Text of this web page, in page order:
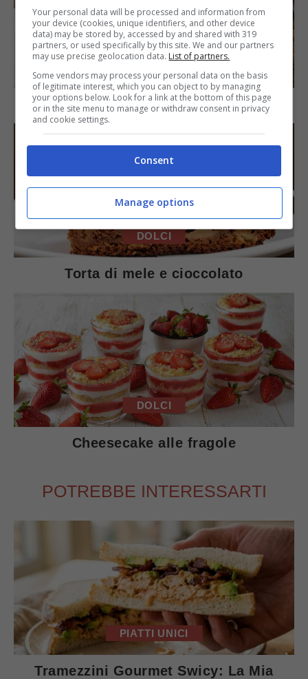
Arista di maiale al latte
DOLCI
Torta di mele e cioccolato
DOLCI
Cheesecake alle fragole
POTREBBE INTERESSARTI
PIATTI UNICI
Tramezzini Gourmet Swicy: La Mia
Your personal data will be processed and information from
your device (cookies, unique identifiers, and other device
data) may be stored by, accessed by and shared with 319
partners, or used specifically by this site. We and our partners
may use precise geolocation data. List of partners.
Some vendors may process your personal data on the basis
of legitimate interest, which you can object to by managing
your options below. Look for a link at the bottom of this page
or in the site menu to manage or withdraw consent in privacy
and cookie settings.
Consent
Manage options